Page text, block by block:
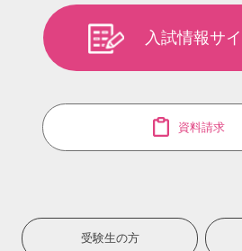
入試情報サ
資料請求
受験生の方